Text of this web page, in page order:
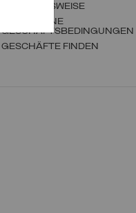
ZAHLUNGSWEISE
ALLGEMEINE
GESCHÄFTSBEDINGUNGEN
GESCHÄFTE FINDEN